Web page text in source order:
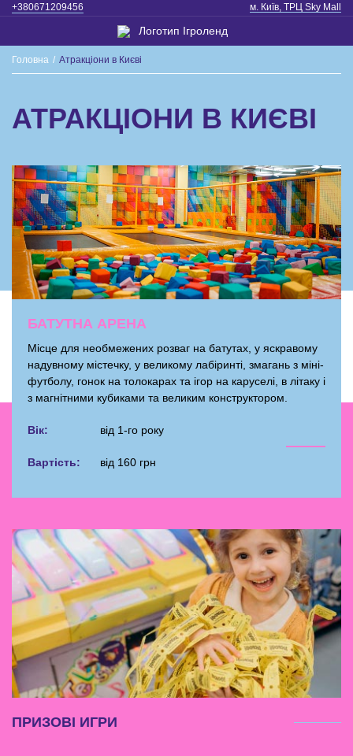
+380671209456 м. Київ, ТРЦ Sky Mall
Головна / Атракціони в Києві
АТРАКЦІОНИ В КИЄВІ
БАТУТНА АРЕНА
Місце для необмежених розваг на батутах, у яскравому
надувному містечку, у великому лабіринті, змагань з міні-
футболу, гонок на толокарах та ігор на каруселі, в літаку і
з магнітними кубиками та великим конструктором.
Вік: від 1-го року
Вартість: від 160 грн
ПРИЗОВІ ИГРИ